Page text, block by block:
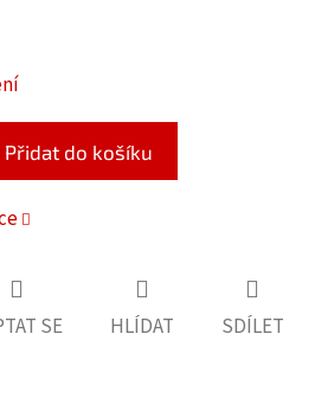
Přidat do košíku
SE HLÍDAT SDÍLET